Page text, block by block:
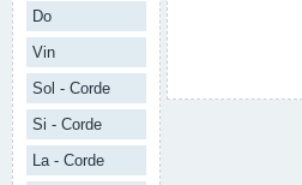
Do
Vin
Sol - Corde
Si - Corde
La - Corde